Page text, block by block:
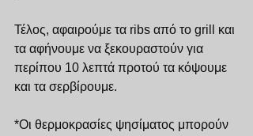
Τέλος, αφαιρούμε τα ribs από το grill και
τα αφήνουμε να ξεκουραστούν για
περίπου 10 λεπτά προτού τα κόψουμε
και τα σερβίρουμε.
*Οι θερμοκρασίες ψησίματος μπορούν